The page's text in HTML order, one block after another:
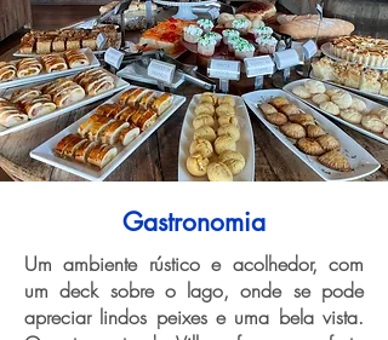
Gastronomia
Um ambiente rústico e acolhedor, com
um deck sobre o lago, onde se pode
apreciar lindos peixes e uma bela vista.